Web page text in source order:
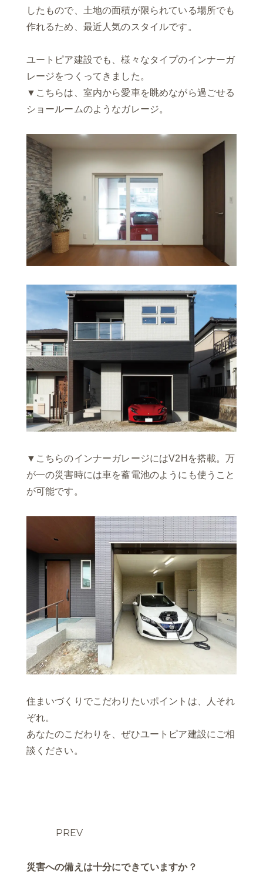
したもので、土地の面積が限られている場所でも
作れるため、最近人気のスタイルです。
ユートピア建設でも、様々なタイプのインナーガ
レージをつくってきました。
▼こちらは、室内から愛車を眺めながら過ごせる
ショールームのようなガレージ。
▼こちらのインナーガレージにはV2Hを搭載。万
が一の災害時には車を蓄電池のようにも使うこと
が可能です。
住まいづくりでこだわりたいポイントは、人それ
ぞれ。
あなたのこだわりを、ぜひユートピア建設にご相
談ください。
PREV
災害への備えは十分にできていますか？